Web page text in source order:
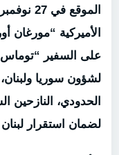
الأميركية “مورغان
على السفير “توماس
لشؤون سوريا
الحدودي، النازحين
لضمان استقرار